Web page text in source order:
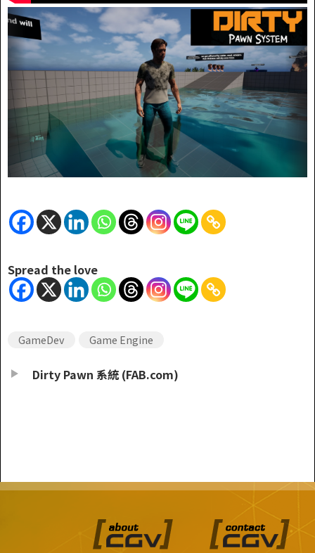
Spread the love
GameDev Game Engine
Dirty Pawn 系統 (FAB.com)